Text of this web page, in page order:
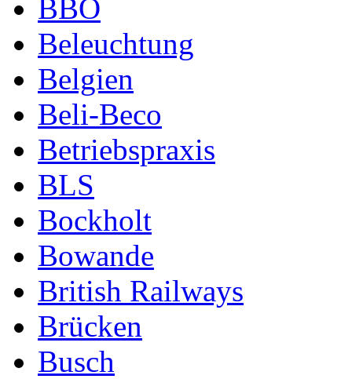
BBÖ
Beleuchtung
Belgien
Beli-Beco
Betriebspraxis
BLS
Bockholt
Bowande
British Railways
Brücken
Busch